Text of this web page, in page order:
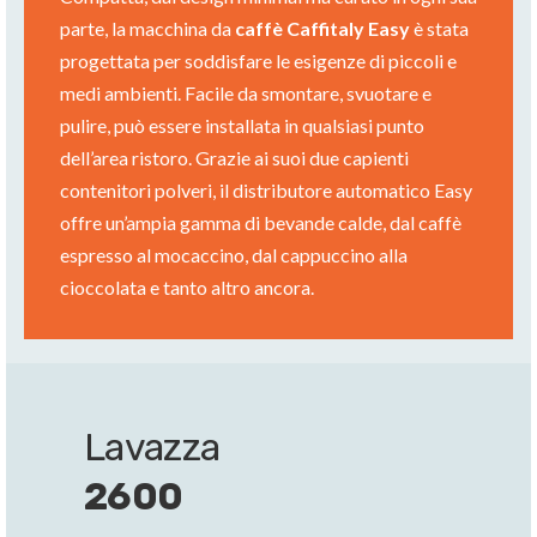
parte, la macchina da caffè Caffitaly Easyè stata
progettata per soddisfare le esigenze di piccoli e
medi ambienti. Facile da smontare, svuotare e
pulire, può essere installata in qualsiasi punto
dell’area ristoro. Grazie ai suoi due capienti
contenitori polveri, il distributore automatico Easy
offre un’ampia gamma di bevande calde, dal caffè
espresso al mocaccino, dal cappuccino alla
cioccolata e tanto altro ancora.
Lavazza
2600